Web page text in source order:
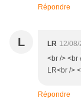
Répondre
L LR 12/
<br /> <br
LR<br />
Répondre